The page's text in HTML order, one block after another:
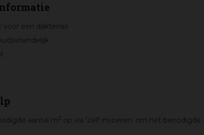
voor een dakterras
aantal m2 op via 'zelf invoeren' om het